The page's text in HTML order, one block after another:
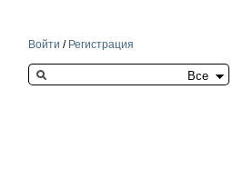
Войти / Регистрация
Search this site